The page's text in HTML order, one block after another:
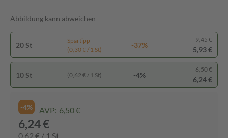
Abbildung kann abweichen
20 St
Spartipp
(0,30 € / 1 St)
-37%
9,45 €
5,93 €
10 St (0,62 € / 1 St) -4%
6,50 €
6,24 €
-4% AVP: 6,50 €
6,24 €
0,62 € / 1 St